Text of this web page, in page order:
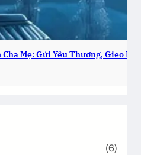
Mẹ: Gửi Yêu Thương, Gieo
(6)